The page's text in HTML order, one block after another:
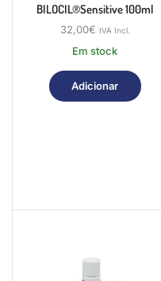
BILOCIL®sensitive 100ml
32,00€ IVA Incl.
Em stock
Adicionar